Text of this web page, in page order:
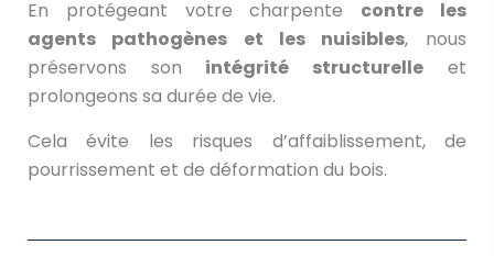
En protégeant votre charpente contre les
agents pathogènes et les nuisibles, nous
préservons son intégrité structurelle et
prolongeons sa durée de vie.
Cela évite les risques d’affaiblissement, de
pourrissement et de déformation du bois.